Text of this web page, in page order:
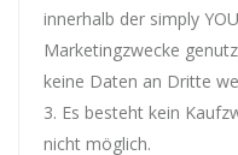
innerhalb der simply
Marketingzwecke
keine Daten an Dritte
Es besteht kein
nicht möglich.